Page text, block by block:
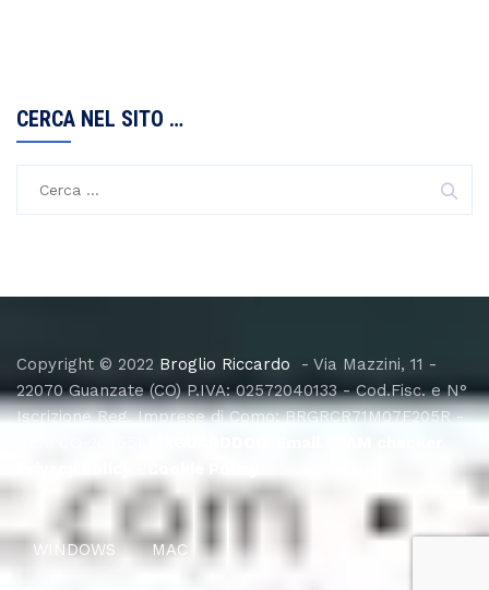
CERCA NEL SITO …
Copyright © 2022 Broglio Riccardo - Via Mazzini, 11 -
22070 Guanzate (CO) P.IVA: 02572040133 - Cod.Fisc. e N°
Iscrizione Reg. Imprese di Como: BRGRCR71M07F205R -
WINDOWS MAC